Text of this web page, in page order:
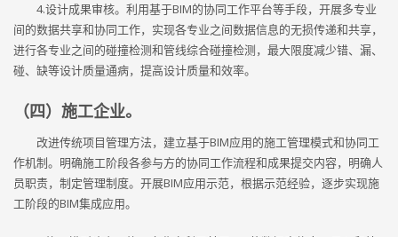
4.设计成果审核。利用基于BIM的协同工作平台等手段，开展多专业
间的数据共享和协同工作，实现各专业之间数据信息的无损传递和共享，
进行各专业之间的碰撞检测和管线综合碰撞检测，最大限度减少错、漏、
碰、缺等设计质量通病，提高设计质量和效率。
（四）施工企业。
改进传统项目管理方法，建立基于BIM应用的施工管理模式和协同工
作机制。明确施工阶段各参与方的协同工作流程和成果提交内容，明确人
员职责，制定管理制度。开展BIM应用示范，根据示范经验，逐步实现施
工阶段的BIM集成应用。